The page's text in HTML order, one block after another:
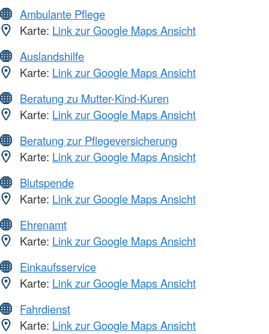
Ambulante Pflege
Karte: Link zur Google Maps Ansicht
Auslandshilfe
Karte: Link zur Google Maps Ansicht
Beratung zu Mutter-Kind-Kuren
Karte: Link zur Google Maps Ansicht
Beratung zur Pflegeversicherung
Karte: Link zur Google Maps Ansicht
Blutspende
Karte: Link zur Google Maps Ansicht
Ehrenamt
Karte: Link zur Google Maps Ansicht
Einkaufsservice
Karte: Link zur Google Maps Ansicht
Fahrdienst
Karte: Link zur Google Maps Ansicht